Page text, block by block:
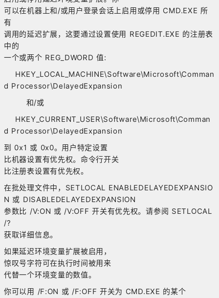
可以在机器上和/或用户登录会话上启用或停用 CMD.EXE 所
有
调用的延迟扩展，这要通过设置使用 REGEDIT.EXE 的注册表
中的
一个或两个 REG_DWORD 值:
HKEY_LOCAL_MACHINE\Software\Microsoft\Comman
d Processor\DelayedExpansion
和/或
HKEY_CURRENT_USER\Software\Microsoft\Comman
d Processor\DelayedExpansion
到 0x1 或 0x0。用户特定设置
比机器设置有优先权。命令行开关
比注册表设置有优先权。
在批处理文件中，SETLOCAL ENABLEDELAYEDEXPANSIO
N 或 DISABLEDELAYEDEXPANSION
参数比 /V:ON 或 /V:OFF 开关有优先权。请参阅 SETLOCAL
/?
获取详细信息。
如果延迟环境变量扩展被启用，
惊叹号字符可在执行时间被用来
代替一个环境变量的数值。
你可以用 /F:ON 或 /F:OFF 开关为 CMD.EXE 的某个